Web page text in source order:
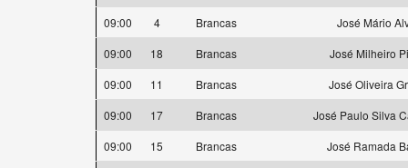
09:00
4 Brancas
José Mário
09:00
18 Brancas
José Milheiro
09:00
11 Brancas
José Oliveira
09:00
17 Brancas
José Paulo Silva
09:00
15 Brancas
José Ramada